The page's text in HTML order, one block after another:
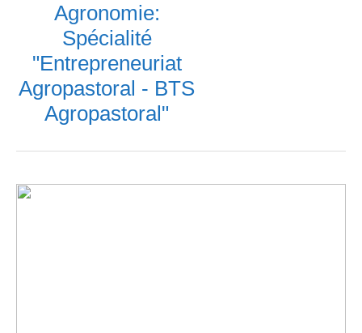
Agronomie:
Spécialité
"Entrepreneuriat
Agropastoral - BTS
Agropastoral"